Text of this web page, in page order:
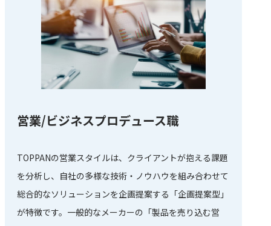
営業/ビジネスプロデュース職
TOPPANの営業スタイルは、クライアントが抱える課題
を分析し、自社の多様な技術・ノウハウを組み合わせて
総合的なソリューションを企画提案する「企画提案型」
が特徴です。一般的なメーカーの「製品を売り込む営